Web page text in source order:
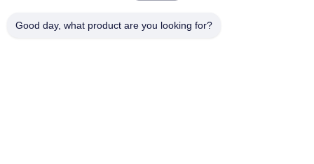
Good day, what product are you looking for?